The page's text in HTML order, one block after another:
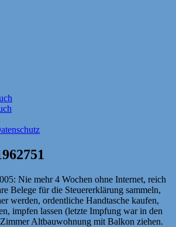
Nie mehr 4 Wochen ohne Internet, reich
Belege für die Steuererklärung sammeln,
werden, ordentliche Handtasche kaufen,
impfen lassen (letzte Impfung war in den
Altbauwohnung mit Balkon ziehen.